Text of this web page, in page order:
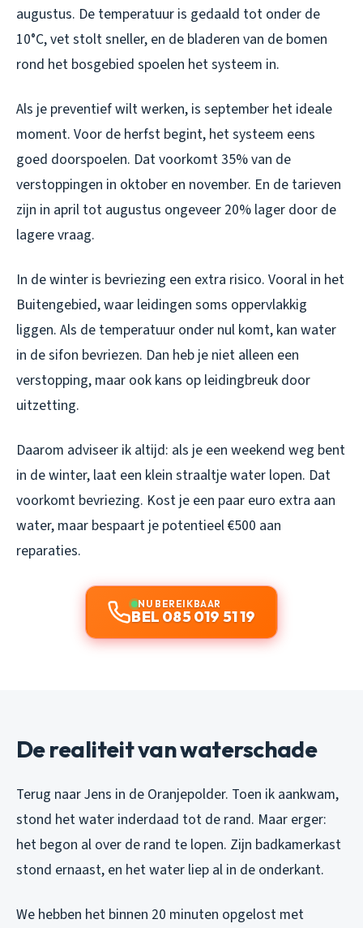
augustus. De temperatuur is gedaald tot onder de
10°C, vet stolt sneller, en de bladeren van de bomen
rond het bosgebied spoelen het systeem in.
Als je preventief wilt werken, is september het ideale
moment. Voor de herfst begint, het systeem eens
goed doorspoelen. Dat voorkomt 35% van de
verstoppingen in oktober en november. En de tarieven
zijn in april tot augustus ongeveer 20% lager door de
lagere vraag.
In de winter is bevriezing een extra risico. Vooral in het
Buitengebied, waar leidingen soms oppervlakkig
liggen. Als de temperatuur onder nul komt, kan water
in de sifon bevriezen. Dan heb je niet alleen een
verstopping, maar ook kans op leidingbreuk door
uitzetting.
Daarom adviseer ik altijd: als je een weekend weg bent
in de winter, laat een klein straaltje water lopen. Dat
voorkomt bevriezing. Kost je een paar euro extra aan
water, maar bespaart je potentieel €500 aan
reparaties.
NU BEREIKBAAR
BEL 085 019 51 19
De realiteit van waterschade
Terug naar Jens in de Oranjepolder. Toen ik aankwam,
stond het water inderdaad tot de rand. Maar erger:
het begon al over de rand te lopen. Zijn badkamerkast
stond ernaast, en het water liep al in de onderkant.
We hebben het binnen 20 minuten opgelost met